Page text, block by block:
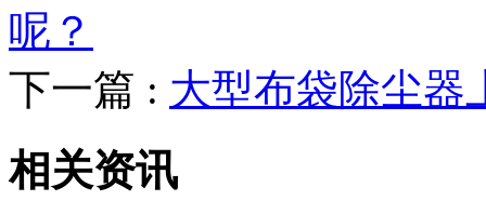
呢？
下一篇 : 大型布袋除尘器
相关资讯